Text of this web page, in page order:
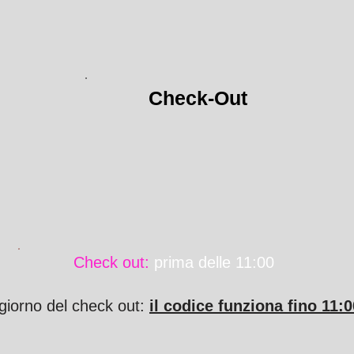
Check-Out
Check out: prima delle 11:00
del check out: il codice funziona fino